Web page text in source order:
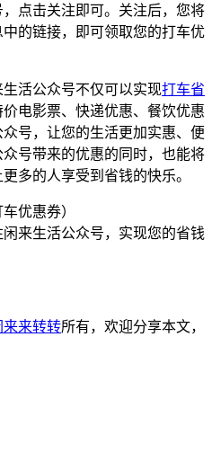
点击关注即可。关注后，您将
的链接，即可领取您的打车优
活公众号不仅可以实现打车省
电影票、快递优惠、餐饮优惠
号，让您的生活更加实惠、便
号带来的优惠的同时，也能将
多的人享受到省钱的快乐。
来生活公众号，实现您的省钱
来来转转所有，欢迎分享本文，